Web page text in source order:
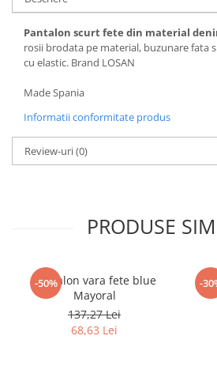
Pijamale
Pulovere/Bolero tricot
Rochite maneca lunga
Rochite maneca scurta
Set 2/3 piese maneca lunga
Set tricou maneca scurta/Pantalon
Trening 2/3 piese primavara
Pantalon scurt fete din material
rosii brodata pe material, buzunare fata
cu elastic. Brand LOSAN
Made Spania
Informatii conformitate produs
Review-uri(0)
PRODUSE
-50%
Pantalon vara fete blue
Mayoral
137,27 Lei
68,63 Lei
-